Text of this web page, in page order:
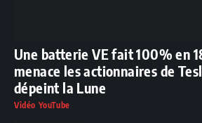
Une batterie VE fait 100% en
menace les actionnaires de
dépeint la Lune
Vidéo YouTube